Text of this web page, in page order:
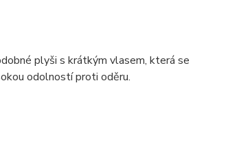
plyši s krátkým vlasem, která se
odolností proti oděru.